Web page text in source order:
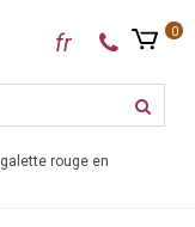
fr 0
galette rouge en